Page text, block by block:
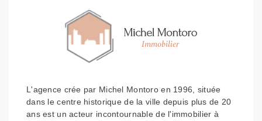
L'agence crée par Michel Montoro en 1996, située
dans le centre historique de la ville depuis plus de 20
ans est un acteur incontournable de l'immobilier à